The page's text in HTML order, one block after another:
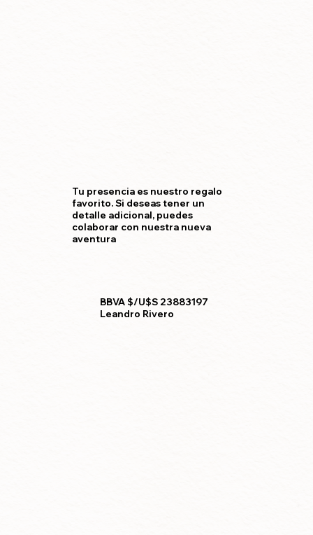
Tu presencia es nuestro regalo
favorito. Si deseas tener un
detalle adicional, puedes
colaborar con nuestra nueva
aventura
BBVA $/U$S 23883197
Leandro Rivero